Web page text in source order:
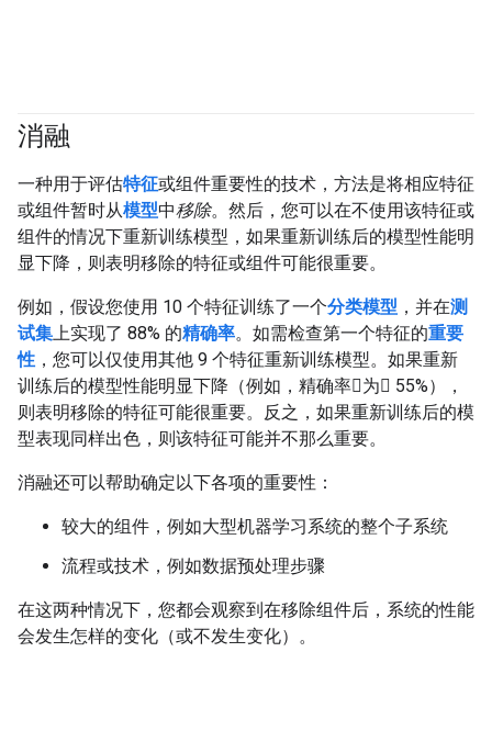
消融
一种用于评估特征或组件重要性的技术，方法是将相应特征
或组件暂时从模型中移除。然后，您可以在不使用该特征或
组件的情况下重新训练模型，如果重新训练后的模型性能明
显下降，则表明移除的特征或组件可能很重要。
例如，假设您使用 10 个特征训练了一个分类模型 ，并在测
试集上实现了 88% 的精确率。如需检查第一个特征的重要
性 ，您可以仅使用其他 9 个特征重新训练模型。如果重新
训练后的模型性能明显下降（例如，精确率为 55%），
则表明移除的特征可能很重要。反之，如果重新训练后的模
型表现同样出色，则该特征可能并不那么重要。
消融还可以帮助确定以下各项的重要性：
较大的组件，例如大型机器学习系统的整个子系统
流程或技术，例如数据预处理步骤
在这两种情况下，您都会观察到在移除组件后，系统的性能
会发生怎样的变化（或不发生变化）。